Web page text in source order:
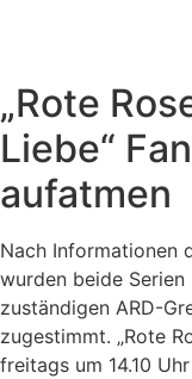
„Rote
Liebe“
aufatmen
Nach Informationen
wurden beide
zuständigen ARD-
zugestimmt. „Rote
freitags um 14.10